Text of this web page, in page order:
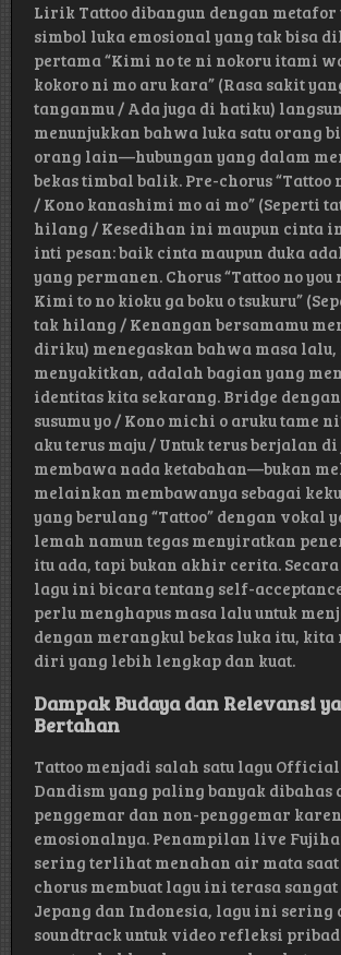
Lirik Tattoo dibangun dengan metafor
simbol luka emosional yang tak bisa
pertama “Kimi no te ni nokoru itami
kokoro ni mo aru kara” (Rasa sakit
tanganmu / Ada juga di hatiku)
menunjukkan bahwa luka satu orang
orang lain—hubungan yang dalam
bekas timbal balik. Pre-chorus
/ Kono kanashimi mo ai mo” (Seperti
hilang / Kesedihan ini maupun cinta
inti pesan: baik cinta maupun duka
yang permanen. Chorus “Tattoo no
Kimi to no kioku ga boku o tsukuru”
tak hilang / Kenangan bersamamu
diriku) menegaskan bahwa masa lalu,
menyakitkan, adalah bagian yang
identitas kita sekarang. Bridge dengan
susumu yo / Kono michi o aruku tame
aku terus maju / Untuk terus berjalan
membawa nada ketabahan—bukan
melainkan membawanya sebagai
yang berulang “Tattoo” dengan vokal
lemah namun tegas menyiratkan
itu ada, tapi bukan akhir cerita.
lagu ini bicara tentang self-
perlu menghapus masa lalu untuk
dengan merangkul bekas luka itu,
diri yang lebih lengkap dan kuat.
Dampak Budaya dan Relevansi
Bertahan
Tattoo menjadi salah satu lagu
Dandism yang paling banyak dibahas
penggemar dan non-penggemar
emosionalnya. Penampilan live
sering terlihat menahan air mata
chorus membuat lagu ini terasa
Jepang dan Indonesia, lagu ini
soundtrack untuk video refleksi